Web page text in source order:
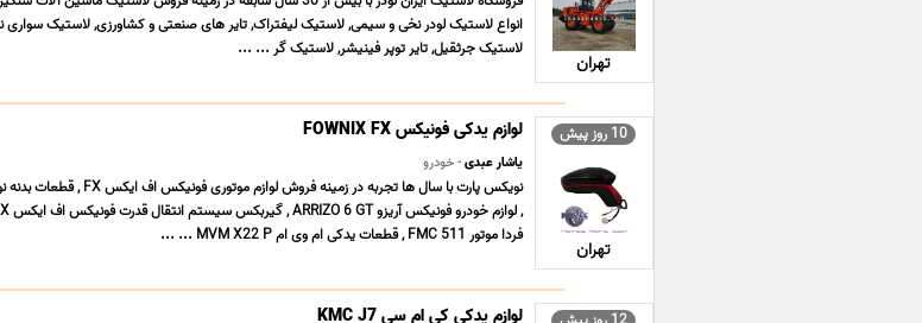
تهران
انواع لاستیک لودر نخی و سیمی, لاستیک لیفتراک, تایر های صنعتی و کشاورزی, لاستیک
لاستیک جرثقیل, تایر توپر فینیشر, لاستیک گر ... ...
10 روز پیش
تهران
لوازم یدکی فونیکس FOWNIX FX
یاشار عبدی- خودرو
فردا موتور FMC 511 , قطعات یدکی ام وی ام MVM X22 P ... ...
لوازم یدکی کی ام سی KMC J7